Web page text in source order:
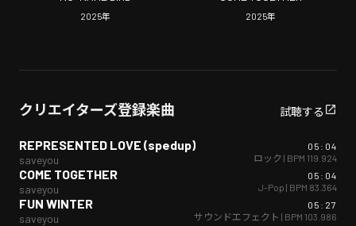
2025年 2025年
クリエイターズ登録楽曲 試聴する
REPRESENTED LOVE (spedup)
saveyou
05:04
ロック | BPM 119.924
COME TOGETHER
saveyou
05:04
J-Pop | BPM 83.364
FUN WINTER
saveyou
05:27
サウンドエフェクト | BPM 103.986